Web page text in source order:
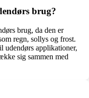
brug?
brug, da den er
regn, sollys og frost.
udendørs applikationer,
sig sammen med